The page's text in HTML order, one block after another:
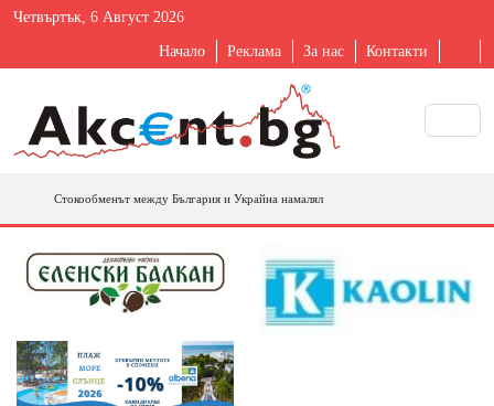
Четвъртък, 6 Август 2026
Начало Реклама За нас Контакти
Стокообменът между България и Украйна намалял